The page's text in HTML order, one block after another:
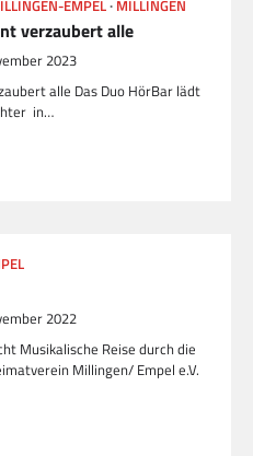
EMPEL MILLINGEN
verzaubert alle
2023
alle Das Duo HörBar lädt
in…
2022
Musikalische Reise durch die
Millingen/ Empel e.V.